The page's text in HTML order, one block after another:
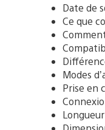
Date de
Ce que
Modes
Prise en